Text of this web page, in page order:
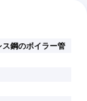
ス鋼のボイラー管